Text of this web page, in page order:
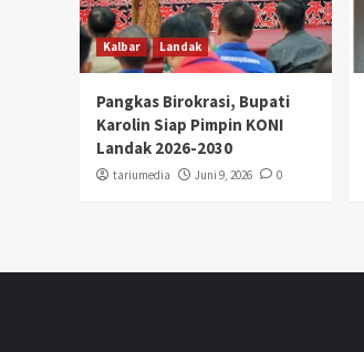
Kalbar Landak
Pangkas Birokrasi, Bupati
Karolin Siap Pimpin KONI
Landak 2026-2030
tariumedia Juni 9, 2026 0